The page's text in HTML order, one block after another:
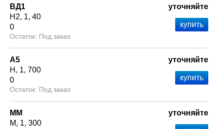
ВД1
Н2 1 40
0
Под заказ
уточняйте
А5
Н
1 700
0
Под заказ
уточняйте
ММ
М
1 300
уточняйте